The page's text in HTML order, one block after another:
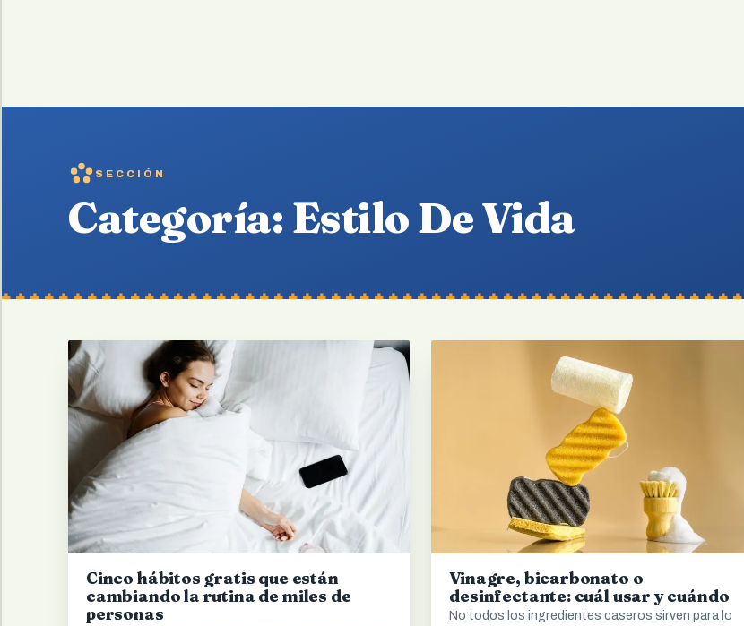
SECCIÓN
Categoría: Estilo De Vida
Cinco hábitos gratis que están
cambiando la rutina de miles de
personas
Vinagre, bicarbonato o
desinfectante: cuál usar y cuándo
No todos los ingredientes caseros sirven para lo